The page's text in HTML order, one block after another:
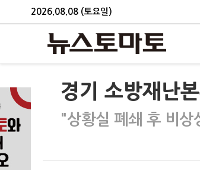
2026.08.08 (토요일)
경기 소방재난
"상황실 폐쇄 후 비상